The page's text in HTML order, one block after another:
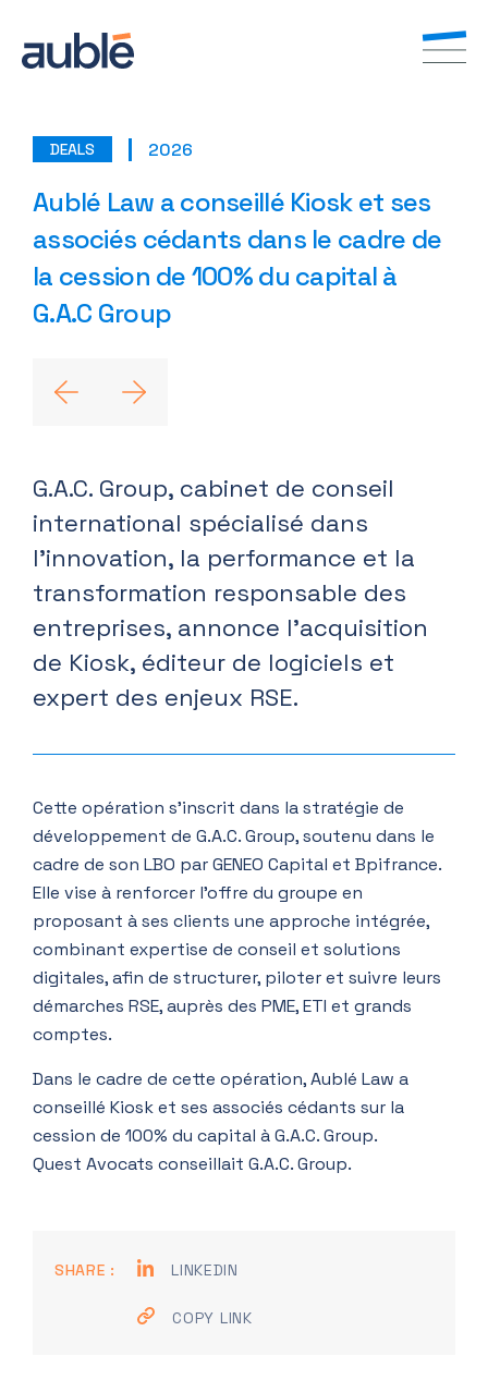
DEALS 2026
Aublé Law a conseillé Kiosk et ses
associés cédants dans le cadre de
la cession de 100% du capital à
G.A.C Group
G.A.C. Group, cabinet de conseil
international spécialisé dans
l’innovation, la performance et la
transformation responsable des
entreprises, annonce l’acquisition
de Kiosk, éditeur de logiciels et
expert des enjeux RSE.
Cette opération s’inscrit dans la stratégie de
développement de G.A.C. Group, soutenu dans le
cadre de son LBO par GENEO Capital et Bpifrance.
Elle vise à renforcer l’offre du groupe en
proposant à ses clients une approche intégrée,
combinant expertise de conseil et solutions
digitales, afin de structurer, piloter et suivre leurs
démarches RSE, auprès des PME, ETI et grands
comptes.
Dans le cadre de cette opération, Aublé Law a
conseillé Kiosk et ses associés cédants sur la
cession de 100% du capital à G.A.C. Group.
Quest Avocats conseillait G.A.C. Group.
SHARE : LINKEDIN
COPY LINK